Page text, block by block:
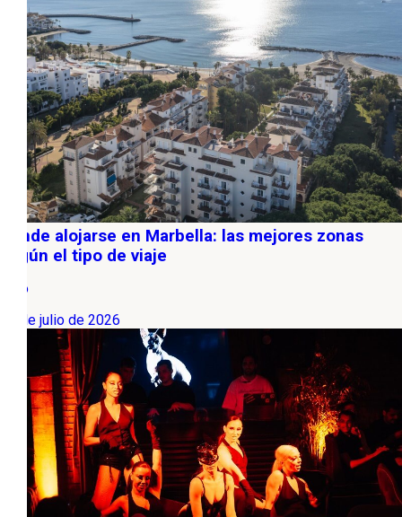
Dónde alojarse en Marbella: las mejores zonas
según el tipo de viaje
Ocio
04 de julio de 2026